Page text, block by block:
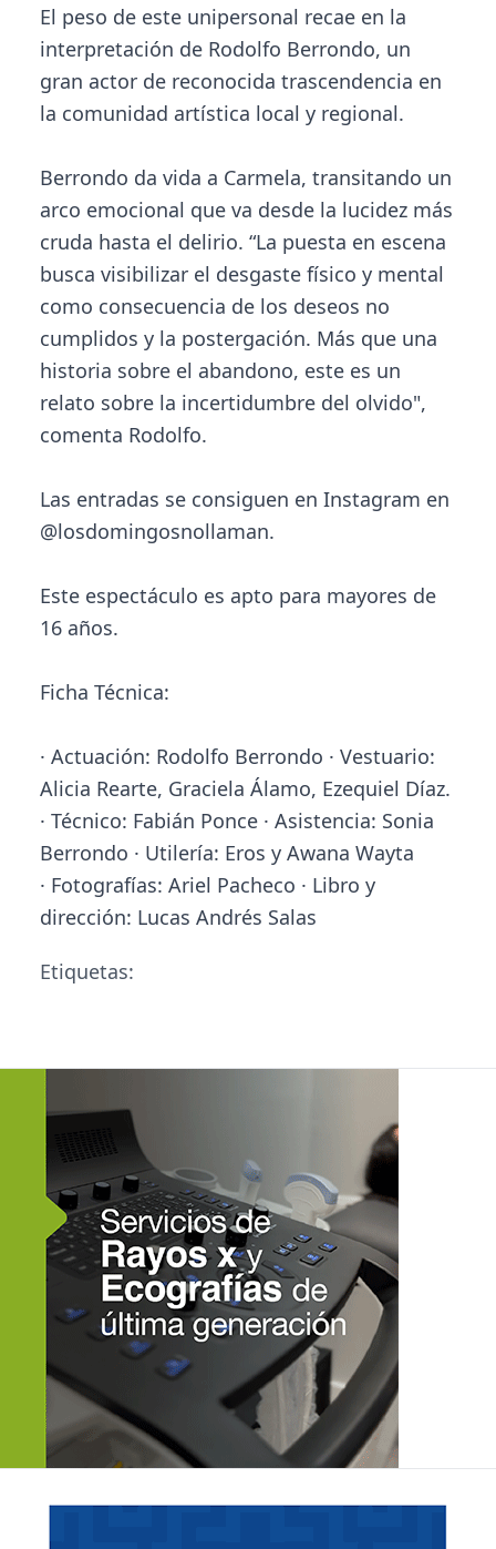
El peso de este unipersonal recae en la
interpretación de Rodolfo Berrondo, un
gran actor de reconocida trascendencia en
la comunidad artística local y regional.
Berrondo da vida a Carmela, transitando un
arco emocional que va desde la lucidez más
cruda hasta el delirio. “La puesta en escena
busca visibilizar el desgaste físico y mental
como consecuencia de los deseos no
cumplidos y la postergación. Más que una
historia sobre el abandono, este es un
relato sobre la incertidumbre del olvido",
comenta Rodolfo.
Las entradas se consiguen en Instagram en
@losdomingosnollaman.
Este espectáculo es apto para mayores de
16 años.
Ficha Técnica:
· Actuación: Rodolfo Berrondo · Vestuario:
Alicia Rearte, Graciela Álamo, Ezequiel Díaz.
· Técnico: Fabián Ponce · Asistencia: Sonia
Berrondo · Utilería: Eros y Awana Wayta
· Fotografías: Ariel Pacheco · Libro y
dirección: Lucas Andrés Salas
Etiquetas: